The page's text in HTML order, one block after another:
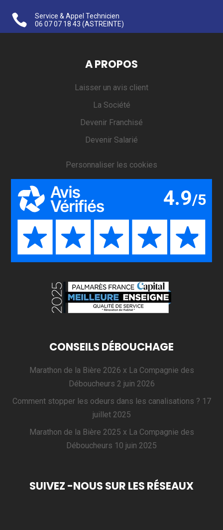

Service & Appel Technicien
06 07 07 18 43 (ASTREINTE)
A PROPOS
Laisser un avis client
La Société
Devenir Franchisé
Devenir Salarié
Personnaliser les cookies
CONSEILS DÉBOUCHAGE
Marathon de la Bière 2026 x La Compagnie des
Déboucheurs 2 juin 2026
Comment stopper les odeurs dans les canalisations ? 17
juillet 2025
Marathon de la Bière 2025 x La Compagnie des
Déboucheurs 10 juin 2025
SUIVEZ -NOUS SUR LES RÉSEAUX